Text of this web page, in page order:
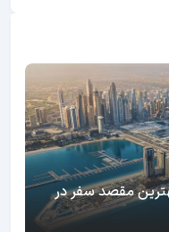
مقصد سفر در